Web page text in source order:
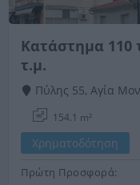
Κατάστημα 110
τ.μ.
Πύλης 55, Αγία
154.1 m²
Χρηματοδότηση
Πρώτη Προσφορά: